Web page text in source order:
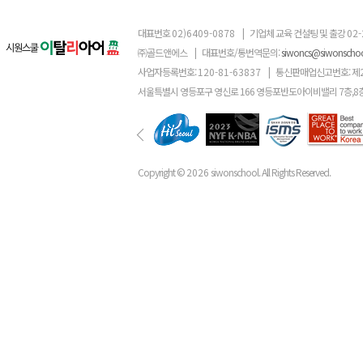
대표번호02)6409-0878 | 기업체 교육 컨설팅 및 출강
㈜골드앤에스 | 대표번호/통번역문의:
사업자등록번호:120-81-63837 | 통신판매업신고번호: 제
서울특별시 영등포구 영신로 166 영등포반도아이비밸리 7층,8
Copyright ©2026 siwonschool. All Rights Reserved.